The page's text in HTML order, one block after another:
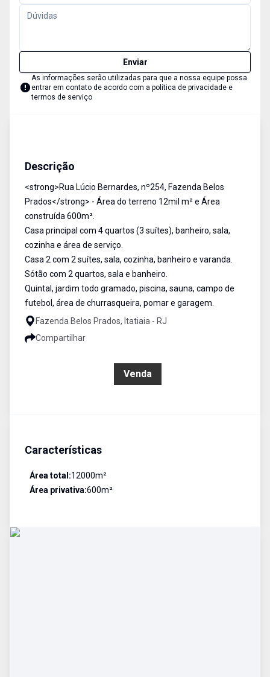
Enviar
As informações serão utilizadas para que a nossa equipe possa
entrar em contato de acordo com a política de privacidade e
termos de serviço
Descrição
<strong>Rua Lúcio Bernardes, nº254, Fazenda Belos
Prados</strong> - Área do terreno 12mil m² e Área
construída 600m².
Casa principal com 4 quartos (3 suítes), banheiro, sala,
cozinha e área de serviço.
Casa 2 com 2 suítes, sala, cozinha, banheiro e varanda.
Sótão com 2 quartos, sala e banheiro.
Quintal, jardim todo gramado, piscina, sauna, campo de
futebol, área de churrasqueira, pomar e garagem.
Fazenda Belos Prados, Itatiaia - RJ
Compartilhar
Venda
Características
Área total:12000m²
Área privativa:600m²